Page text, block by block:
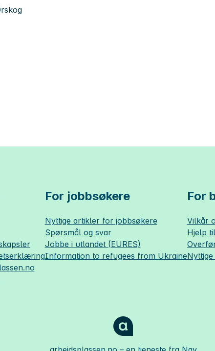
For jobbsøkere
Nyttige artikler for jobbsøkere
Spørsmål og svar
Jobbe i utlandet (EURES)
Information to refugees from Ukraine
For
Vilkår
Hjelp